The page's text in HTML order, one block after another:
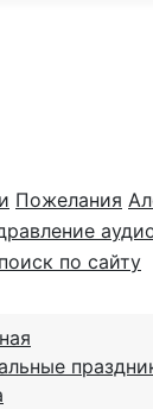
Пожелания